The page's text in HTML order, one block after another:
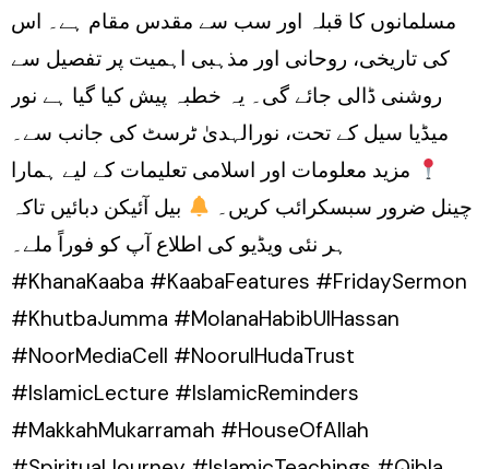
مسلمانوں کا قبلہ اور سب سے مقدس مقام ہے۔ اس
کی تاریخی، روحانی اور مذہبی اہمیت پر تفصیل سے
روشنی ڈالی جائے گی۔ یہ خطبہ پیش کیا گیا ہے نور
میڈیا سیل کے تحت، نورالہدیٰ ٹرسٹ کی جانب سے۔
مزید معلومات اور اسلامی تعلیمات کے لیے ہمارا
چینل ضرور سبسکرائب کریں۔
بیل آئیکن دبائیں تاکہ
ہر نئی ویڈیو کی اطلاع آپ کو فوراً ملے۔
#KhanaKaaba #KaabaFeatures #FridaySermon
#KhutbaJumma #MolanaHabibUlHassan
#NoorMediaCell #NoorulHudaTrust
#IslamicLecture #IslamicReminders
#MakkahMukarramah #HouseOfAllah